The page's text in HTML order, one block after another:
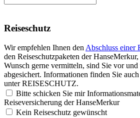
Reiseschutz
Wir empfehlen Ihnen den Abschluss einer
den Reiseschutzpaketen der
Wunsch gerne vermitteln, sind Sie vor
abgesichert. Informationen finden Sie
unterREISESCHUTZ.
Bitte schicken Sie mir
Reiseversicherung der HanseMerkur
Kein Reiseschutz gewünscht